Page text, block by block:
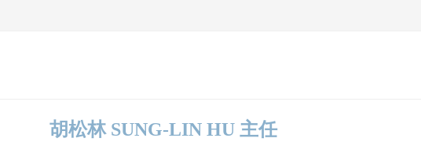
胡松林 SUNG-LIN HU 主任